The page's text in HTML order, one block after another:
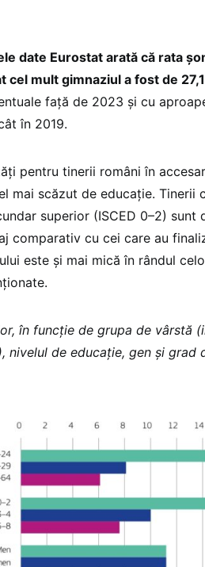
date Eurostat arată că rata
mult gimnaziul a fost de
față de 2023 și cu
în 2019.
pentru tinerii români în
mai scăzut de educație. Tinerii
superior (ISCED 0–2) sunt
comparativ cu cei care au
este și mai mică în rândul
în funcție de grupa de vârstă
nivelul de educație, gen și grad